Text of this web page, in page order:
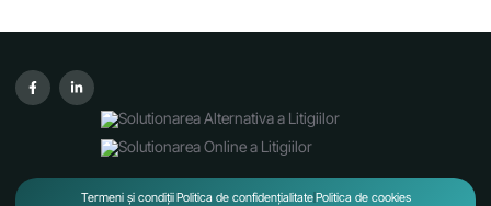
Termeni și condițiiPolitica de confidențialitatePolitica de cookies